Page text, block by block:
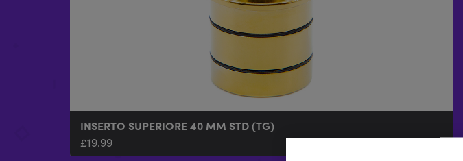
INSERTO SUPERIORE 40 MM STD (TG)
£19.99